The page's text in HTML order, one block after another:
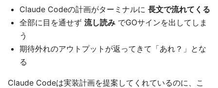
Claude Codeの計画がターミナルに 長文で流れてくる
全部に目を通せず 流し読み でGOサインを出してしま
う
期待外れのアウトプットが返ってきて「あれ？」とな
る
Claude Codeは実装計画を提案してくれているのに、こ